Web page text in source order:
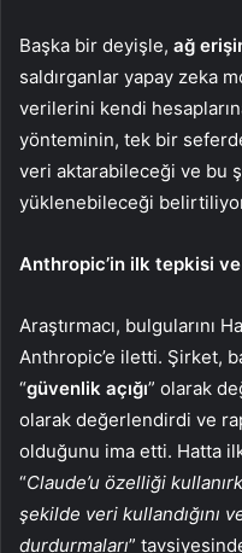
Başka bir deyişle, ağ
saldırganlar yapay zeka
verilerini kendi
yönteminin, tek bir
veri aktarabileceği ve bu
yüklenebileceği
Anthropic’in ilk tepkisi
Araştırmacı, bulgularını
Anthropic’e iletti. Şirket,
“güvenlik açığı” olarak
olarak değerlendirdi ve
olduğunu ima etti. Hatta
“Claude’u özelliği
şekilde veri kullandığını
durdurmaları”